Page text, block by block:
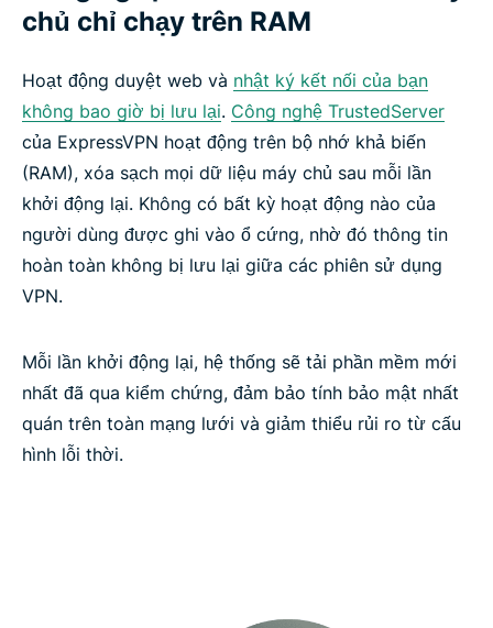
ExpressAI
Bảo vệ email của bạn với ExpressMailGuard
Identity Defender (chỉ dành cho người đăng ký tại
Hoa Kỳ)
Tự động hóa VPN với máy chủ MCP của
Những tính năng nào tạo nên một VPN đáng tin
So sánh tính năng của ExpressVPN so với VPN
chủ chỉ chạy trên RAM
Hoạt động duyệt web và nhật ký kết nối của bạn
không bao giờ bị lưu lại. Công nghệ TrustedServer
của ExpressVPN hoạt động trên bộ nhớ khả biến
(RAM), xóa sạch mọi dữ liệu máy chủ sau mỗi lần
khởi động lại. Không có bất kỳ hoạt động nào của
người dùng được ghi vào ổ cứng, nhờ đó thông tin
hoàn toàn không bị lưu lại giữa các phiên sử dụng
VPN.
Mỗi lần khởi động lại, hệ thống sẽ tải phần mềm mới
nhất đã qua kiểm chứng, đảm bảo tính bảo mật nhất
quán trên toàn mạng lưới và giảm thiểu rủi ro từ cấu
hình lỗi thời.